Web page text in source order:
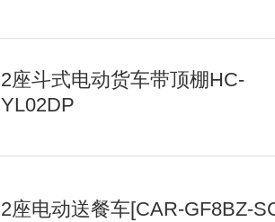
2座斗式电动货车带顶棚HC-
YL02DP
2座电动送餐车[CAR-GF8BZ-